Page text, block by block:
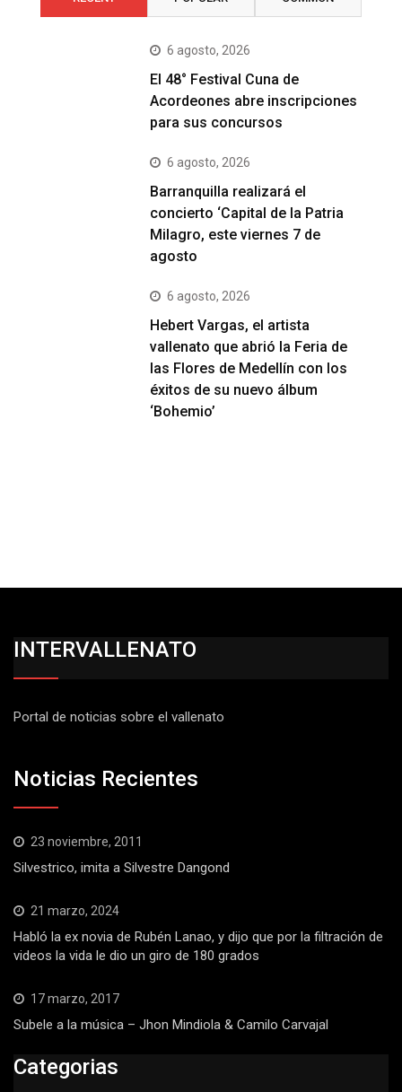
6 agosto, 2026
El 48° Festival Cuna de
Acordeones abre inscripciones
para sus concursos
6 agosto, 2026
Barranquilla realizará el
concierto ‘Capital de la Patria
Milagro, este viernes 7 de
agosto
6 agosto, 2026
Hebert Vargas, el artista
vallenato que abrió la Feria de
las Flores de Medellín con los
éxitos de su nuevo álbum
‘Bohemio’
INTERVALLENATO
Portal de noticias sobre el vallenato
Noticias Recientes
23 noviembre, 2011
Silvestrico, imita a Silvestre Dangond
21 marzo, 2024
Habló la ex novia de Rubén Lanao, y dijo que por la filtración de
videos la vida le dio un giro de 180 grados
17 marzo, 2017
Subele a la música – Jhon Mindiola & Camilo Carvajal
Categorias